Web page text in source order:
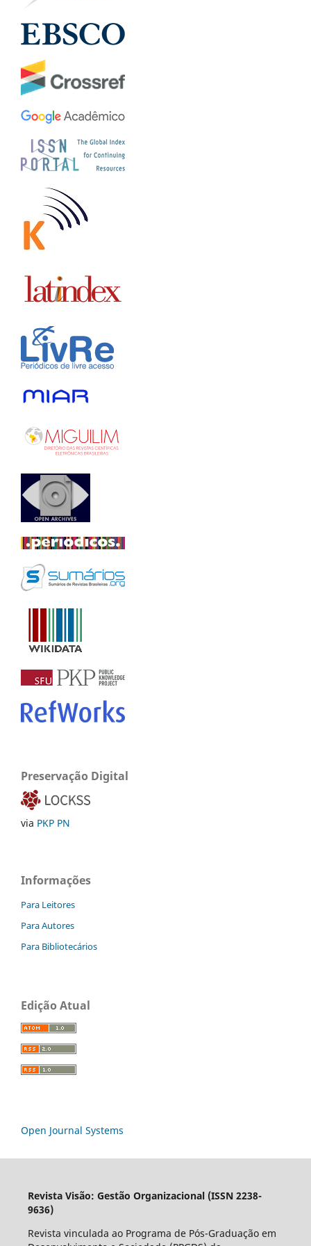
Preservação Digital
via PKP PN
Informações
Para Leitores
Para Autores
Para Bibliotecários
Edição Atual
Open Journal Systems
Revista Visão: Gestão Organizacional (ISSN 2238-
9636)
Revista vinculada ao Programa de Pós-Graduação em